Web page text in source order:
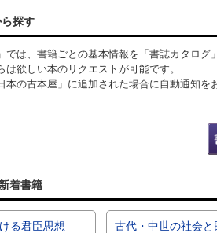
探す
では、書籍ごとの基本情報を「書誌カタログ
は欲しい本のリクエストが可能です。
本の古本屋」に追加された場合に自動通知を
着書籍
る君臣思想
古代・中世の社会と